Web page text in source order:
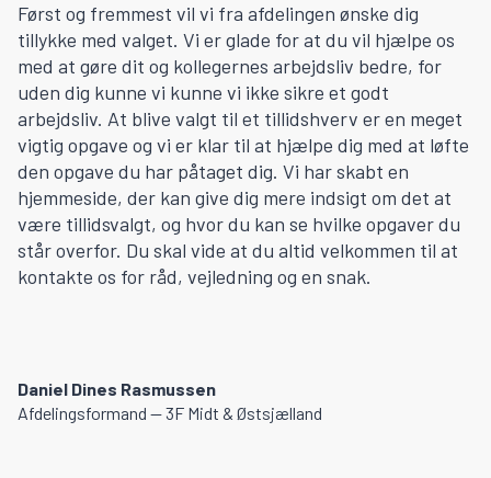
Først og fremmest vil vi fra afdelingen ønske dig
tillykke med valget. Vi er glade for at du vil hjælpe os
med at gøre dit og kollegernes arbejdsliv bedre, for
uden dig kunne vi kunne vi ikke sikre et godt
arbejdsliv. At blive valgt til et tillidshverv er en meget
vigtig opgave og vi er klar til at hjælpe dig med at løfte
den opgave du har påtaget dig. Vi har skabt en
hjemmeside, der kan give dig mere indsigt om det at
være tillidsvalgt, og hvor du kan se hvilke opgaver du
står overfor. Du skal vide at du altid velkommen til at
kontakte os for råd, vejledning og en snak.
Daniel Dines Rasmussen
Afdelingsformand — 3F Midt & Østsjælland